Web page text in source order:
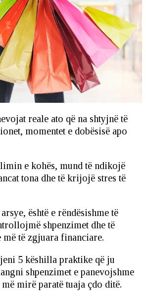
reale ato që na shtyjnë të
momentet e dobësisë apo
e kohës, mund të ndikojë
tona dhe të krijojë stres të
është e rëndësishme të
shpenzimet dhe të
më të zgjuara financiare.
5 këshilla praktike që ju
shpenzimet e panevojshme
mirë paratë tuaja çdo ditë.